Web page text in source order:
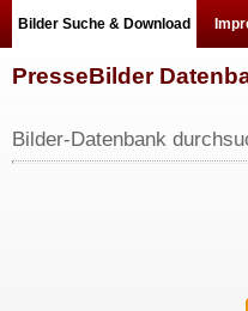
Bilder Suche & Download
PresseBilder
Bilder-Datenbank